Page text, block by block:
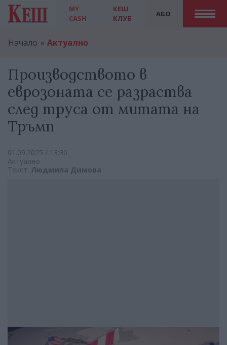
MY
CASH
АБО
КЕШ
КЛУБ
Начало Актуално
Производството в
еврозоната се разраства
след труса от митата на
Тръмп
01.09.2025 / 13:30
Актуално
Текст: Людмила Димова